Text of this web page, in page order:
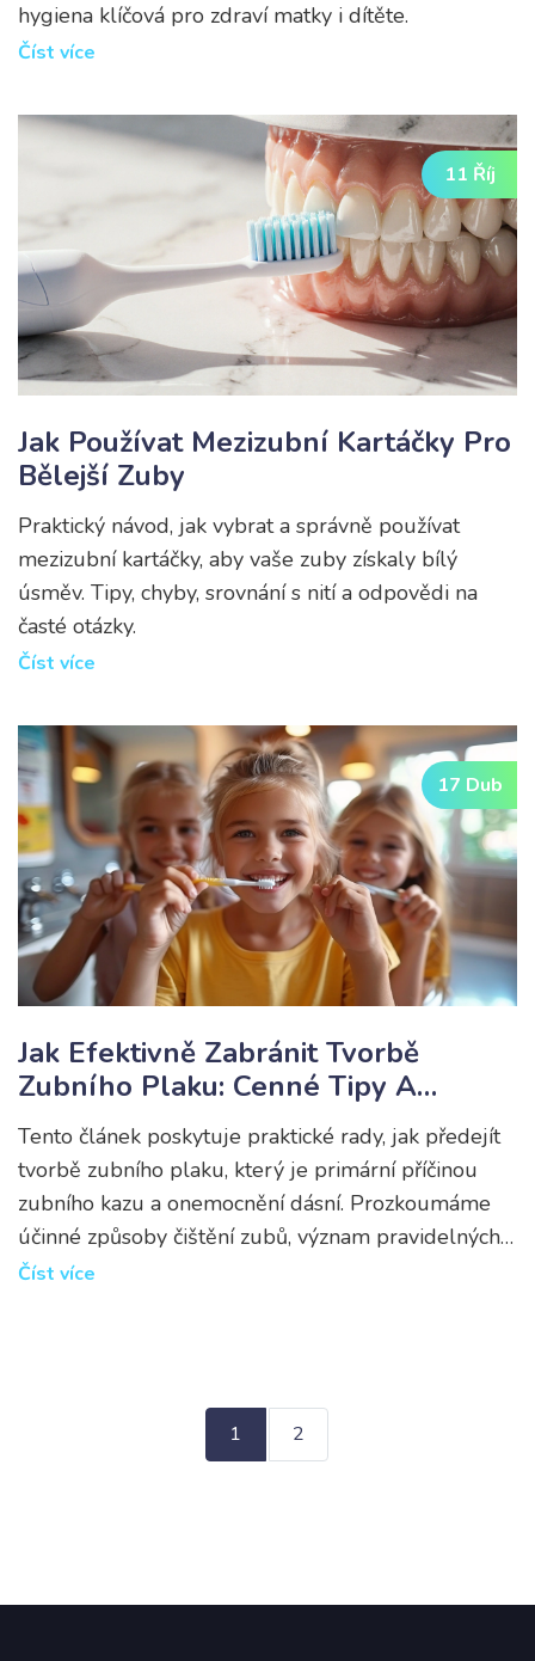
hygiena klíčová pro zdraví matky i dítěte.
Číst více
11 Říj
Jak Používat Mezizubní Kartáčky Pro
Bělejší Zuby
Praktický návod, jak vybrat a správně používat
mezizubní kartáčky, aby vaše zuby získaly bílý
úsměv. Tipy, chyby, srovnání s nití a odpovědi na
časté otázky.
Číst více
17 Dub
Jak Efektivně Zabránit Tvorbě
Zubního Plaku: Cenné Tipy A
Metody
Tento článek poskytuje praktické rady, jak předejít
tvorbě zubního plaku, který je primární příčinou
zubního kazu a onemocnění dásní. Prozkoumáme
účinné způsoby čištění zubů, význam pravidelných
návštěv u zubního lékaře a vliv stravy na zdraví
hygienu a udržet váš úsměv zdravý.
Číst více
1 2